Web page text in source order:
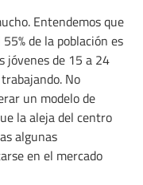
Entendemos que
de la población es
jóvenes de 15 a 24
No
un modelo de
la aleja del centro
algunas
en el mercado